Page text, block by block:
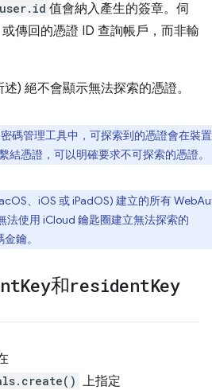
user.id 值會納入產生的簽章。伺
傳回的憑證 ID 查詢帳戶，而非輸
) 絕不會顯示無法探索的憑證。
碼管理工具中，可探索到的憑證會在裝
結憑證，可以明確要求不可探索的憑證。
、iOS 或 iPadOS) 建立的所有
法使用 iCloud 鑰匙圈建立無法探索的
鑰。
Key和residentKey
上指定